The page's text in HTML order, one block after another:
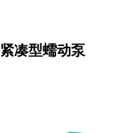
紧凑型蠕动泵